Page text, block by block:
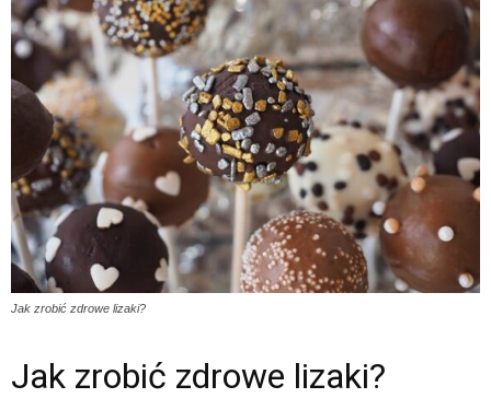
Jak zrobić zdrowe lizaki?
Jak zrobić zdrowe lizaki?